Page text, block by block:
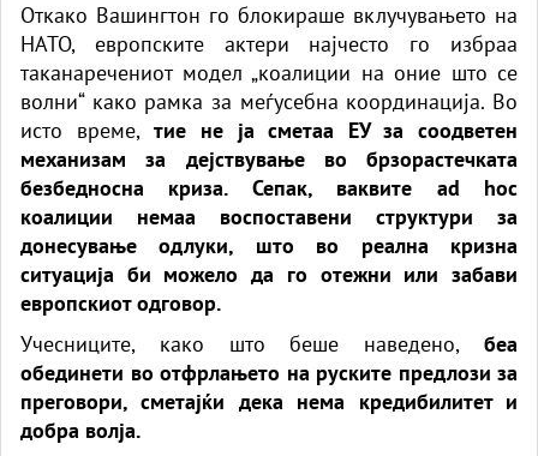
Откако Вашингтон го блокираше вклучувањето на
НАТО, европските актери најчесто го избраа
таканаречениот модел „коалиции на оние што се
волни“ како рамка за меѓусебна координација. Во
исто време,тие не ја сметаа ЕУ за соодветен
механизам за дејствување во брзорастечката
безбедносна криза. Сепак, ваквите ad hoc
коалиции немаа воспоставени структури за
донесување одлуки, што во реална кризна
ситуација би можело да го отежни или забави
европскиот одговор.
Учесниците, како што беше наведено, беа
обединети во отфрлањето на руските предлози за
преговори, сметајќи дека нема кредибилитет и
добра волја.